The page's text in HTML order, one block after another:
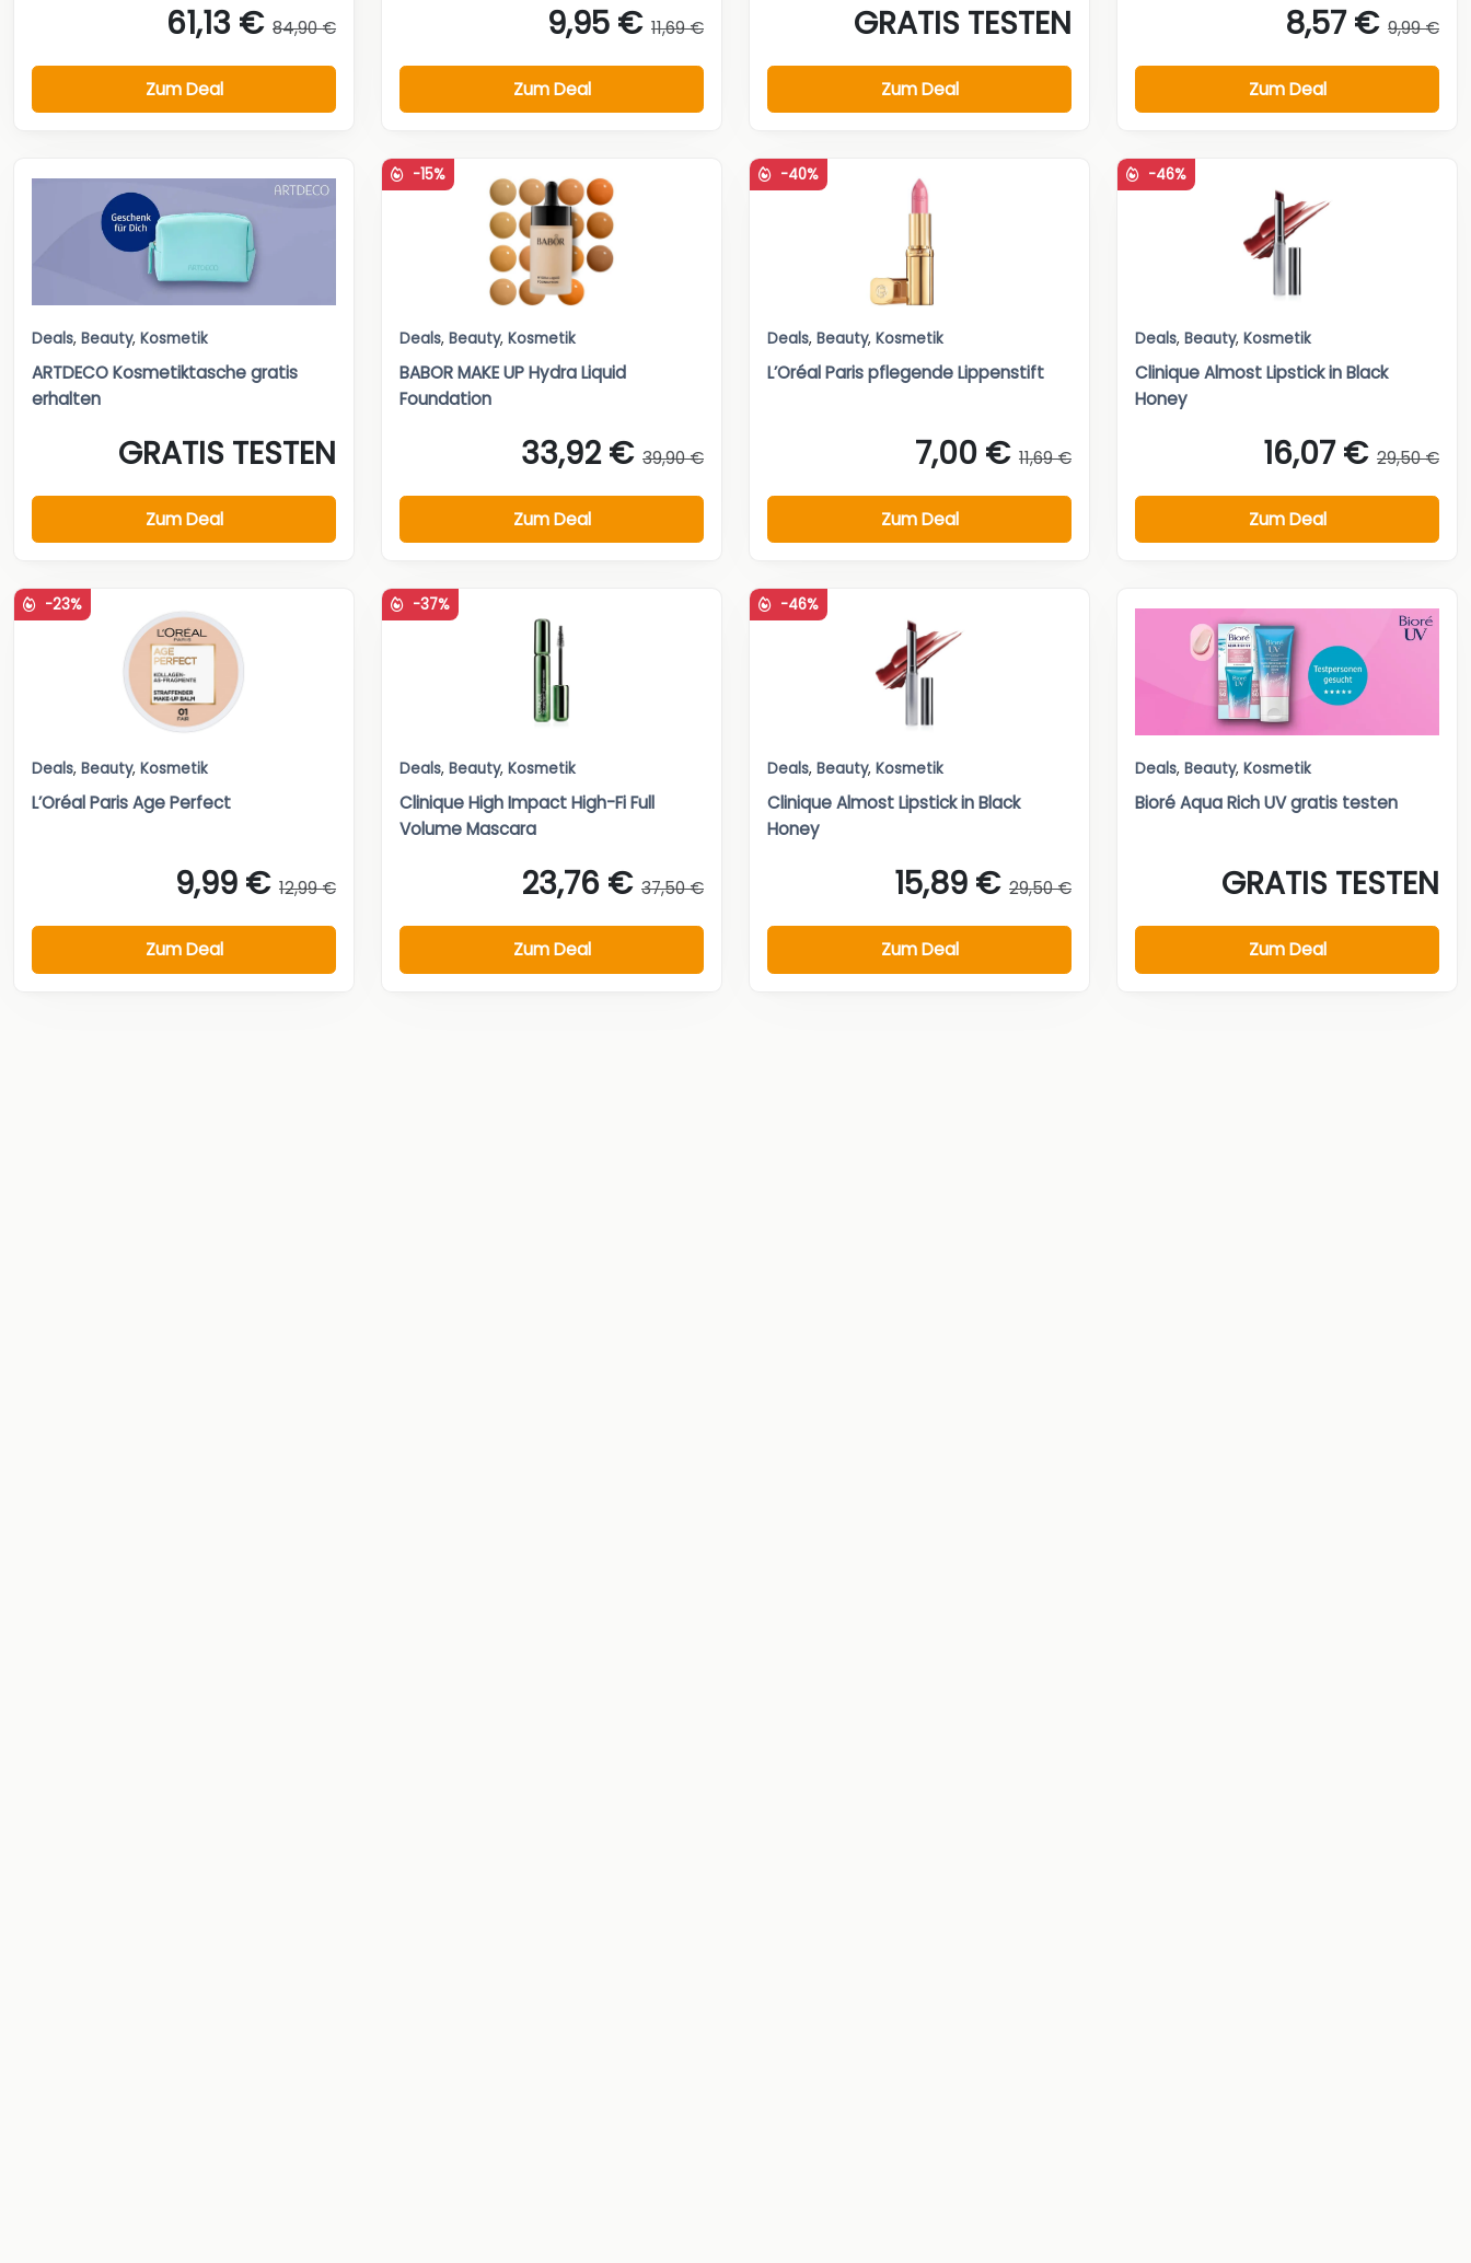
61,13 € 84,90 €
Zum Deal
9,95 € 11,69 €
Zum Deal
GRATIS TESTEN
Zum Deal
8,57 € 9,99 €
Zum Deal
Deals, Beauty, Kosmetik
ARTDECO Kosmetiktasche gratis
erhalten
GRATIS TESTEN
Zum Deal
-15%
Deals, Beauty, Kosmetik
BABOR MAKE UP Hydra Liquid
Foundation
33,92 € 39,90 €
Zum Deal
-40%
Deals, Beauty, Kosmetik
L’Oréal Paris pflegende Lippenstift
7,00 € 11,69 €
Zum Deal
-46%
Deals, Beauty, Kosmetik
Clinique Almost Lipstick in Black
Honey
16,07 € 29,50 €
Zum Deal
-23%
Deals, Beauty, Kosmetik
L’Oréal Paris Age Perfect
9,99 € 12,99 €
Zum Deal
-37%
Deals, Beauty, Kosmetik
Clinique High Impact High-Fi Full
Volume Mascara
23,76 € 37,50 €
Zum Deal
-46%
Deals, Beauty, Kosmetik
Clinique Almost Lipstick in Black
Honey
15,89 € 29,50 €
Zum Deal
Deals, Beauty, Kosmetik
Bioré Aqua Rich UV gratis testen
GRATIS TESTEN
Zum Deal